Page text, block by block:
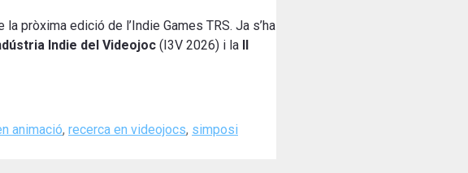
pròxima edició de l’Indie Games TRS. Ja s’ha
Indie del Videojoc (I3V 2026) i la II
animació, recerca en videojocs, simposi